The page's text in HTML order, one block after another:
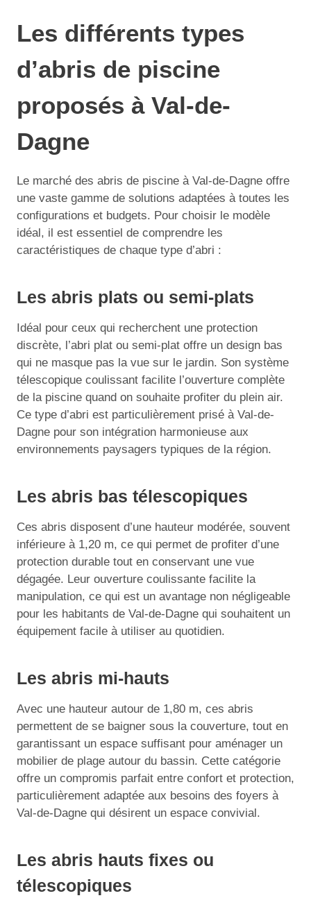
Les différents types
d’abris de piscine
proposés à Val-de-
Dagne
Le marché des abris de piscine à Val-de-Dagne offre
une vaste gamme de solutions adaptées à toutes les
configurations et budgets. Pour choisir le modèle
idéal, il est essentiel de comprendre les
caractéristiques de chaque type d’abri :
Les abris plats ou semi-plats
Idéal pour ceux qui recherchent une protection
discrète, l’abri plat ou semi-plat offre un design bas
qui ne masque pas la vue sur le jardin. Son système
télescopique coulissant facilite l’ouverture complète
de la piscine quand on souhaite profiter du plein air.
Ce type d’abri est particulièrement prisé à Val-de-
Dagne pour son intégration harmonieuse aux
environnements paysagers typiques de la région.
Les abris bas télescopiques
Ces abris disposent d’une hauteur modérée, souvent
inférieure à 1,20 m, ce qui permet de profiter d’une
protection durable tout en conservant une vue
dégagée. Leur ouverture coulissante facilite la
manipulation, ce qui est un avantage non négligeable
pour les habitants de Val-de-Dagne qui souhaitent un
équipement facile à utiliser au quotidien.
Les abris mi-hauts
Avec une hauteur autour de 1,80 m, ces abris
permettent de se baigner sous la couverture, tout en
garantissant un espace suffisant pour aménager un
mobilier de plage autour du bassin. Cette catégorie
offre un compromis parfait entre confort et protection,
particulièrement adaptée aux besoins des foyers à
Val-de-Dagne qui désirent un espace convivial.
Les abris hauts fixes ou
télescopiques